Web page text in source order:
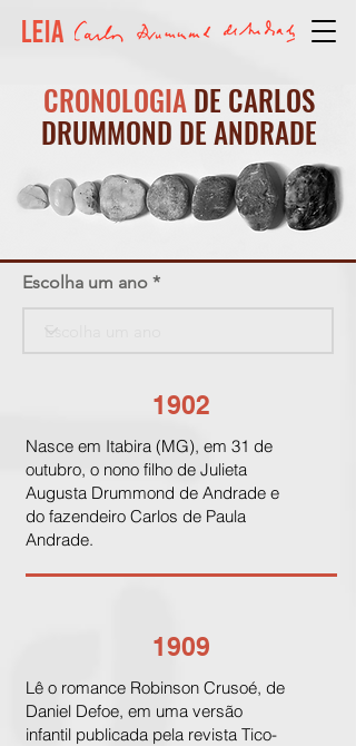
CRONOLOGIADE CARLOS
DRUMMOND DE ANDRADE
Escolha um ano
1902
Nasce em Itabira (MG), em 31 de
outubro, o nono filho de Julieta
Augusta Drummond de Andrade e
do fazendeiro Carlos de Paula
Andrade.
1909
Lê o romance Robinson Crusoé, de
Daniel Defoe, em uma versão
infantil publicada pela revista Tico-